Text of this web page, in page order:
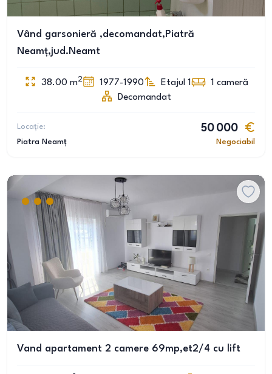
Vând garsonieră ,decomandat,Piatră
Neamț,jud.Neamt
38.00 m2 1977-1990 Etajul 1 1 cameră
Decomandat
Locație:
Piatra Neamț
50 000
Negociabil
Vand apartament 2 camere 69mp,et2/4 cu lift